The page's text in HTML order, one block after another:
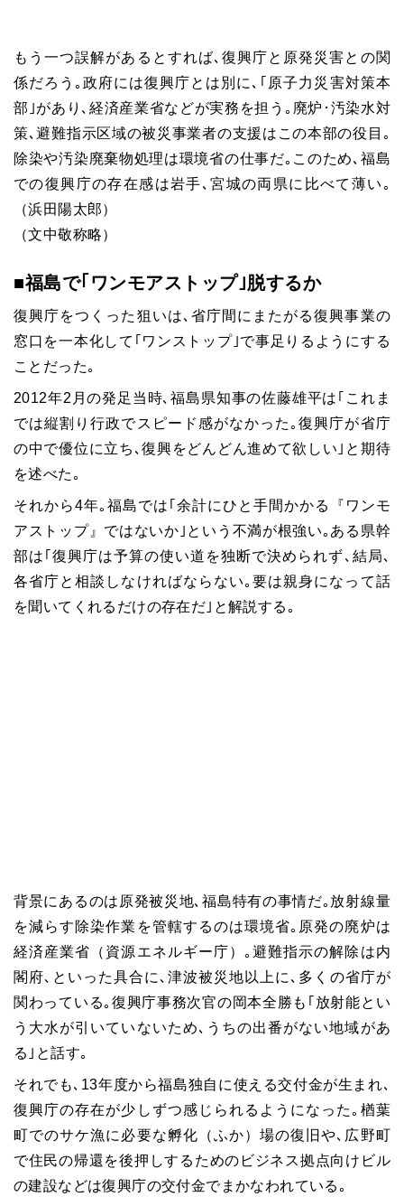
もう一つ誤解があるとすれば､復興庁と原発災害との関
係だろう｡政府には復興庁とは別に､｢原子力災害対策本
部｣があり､経済産業省などが実務を担う｡廃炉･汚染水対
策､避難指示区域の被災事業者の支援はこの本部の役目｡
除染や汚染廃棄物処理は環境省の仕事だ｡このため､福島
での復興庁の存在感は岩手､宮城の両県に比べて薄い｡
（浜田陽太郎）
（文中敬称略）
■福島で｢ワンモアストップ｣脱するか
復興庁をつくった狙いは､省庁間にまたがる復興事業の
窓口を一本化して｢ワンストップ｣で事足りるようにする
ことだった｡
2012年2月の発足当時､福島県知事の佐藤雄平は｢これま
では縦割り行政でスピード感がなかった｡復興庁が省庁
の中で優位に立ち､復興をどんどん進めて欲しい｣と期待
を述べた｡
それから4年｡福島では｢余計にひと手間かかる『ワンモ
アストップ』ではないか｣という不満が根強い｡ある県幹
部は｢復興庁は予算の使い道を独断で決められず､結局､
各省庁と相談しなければならない｡要は親身になって話
を聞いてくれるだけの存在だ｣と解説する｡
背景にあるのは原発被災地､福島特有の事情だ｡放射線量
を減らす除染作業を管轄するのは環境省｡原発の廃炉は
経済産業省（資源エネルギー庁）｡避難指示の解除は内
閣府､といった具合に､津波被災地以上に､多くの省庁が
関わっている｡復興庁事務次官の岡本全勝も｢放射能とい
う大水が引いていないため､うちの出番がない地域があ
る｣と話す｡
それでも､13年度から福島独自に使える交付金が生まれ､
復興庁の存在が少しずつ感じられるようになった｡楢葉
町でのサケ漁に必要な孵化（ふか）場の復旧や､広野町
で住民の帰還を後押しするためのビジネス拠点向けビル
の建設などは復興庁の交付金でまかなわれている｡